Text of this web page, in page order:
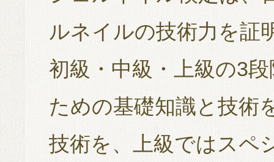
ルネイルの技術力を証
初級・中級・上級の3
ための基礎知識と技術
技術を、上級ではスペ